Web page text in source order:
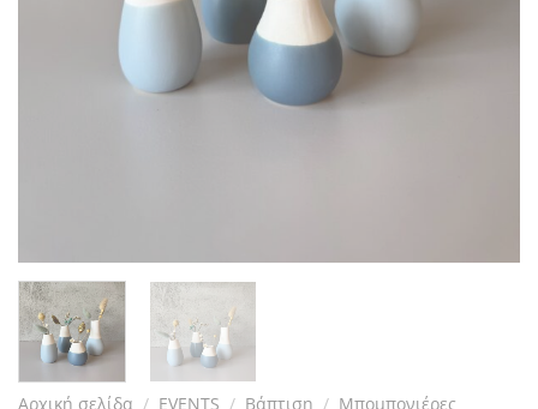
Αρχική σελίδα / EVENTS / Βάπτιση / Μπομπονιέρες